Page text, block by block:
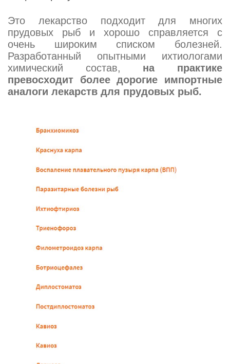
Это лекарство подходит для многих
прудовых рыб и хорошо справляется с
очень широким списком болезней.
Разработанный опытными ихтиологами
химический состав, на практике
превосходит более дорогие импортные
аналоги лекарств для прудовых рыб.